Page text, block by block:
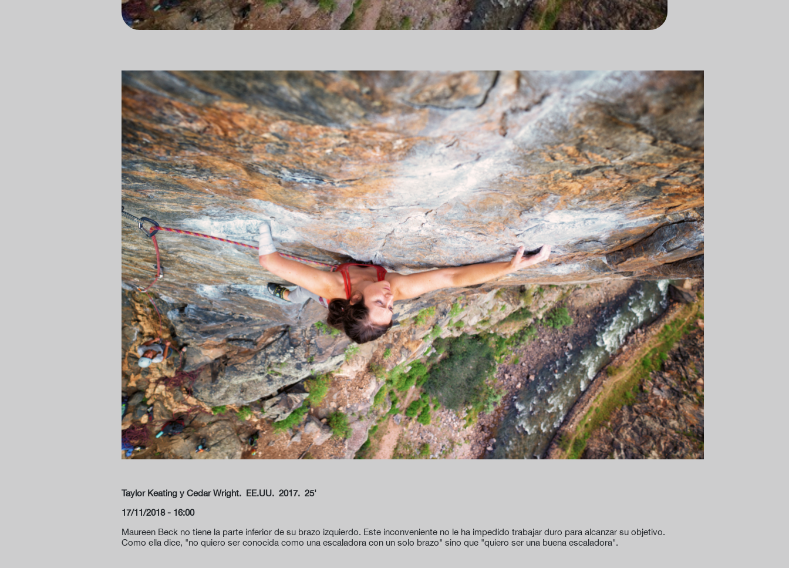
Taylor Keating y Cedar Wright. EE.UU. 2017. 25'
17/11/2018 - 16:00
Maureen Beck no tiene la parte inferior de su brazo izquierdo. Este inconveniente no le ha impedido trabajar duro para alcanzar su objetivo.
Como ella dice, "no quiero ser conocida como una escaladora con un solo brazo" sino que "quiero ser una buena escaladora".